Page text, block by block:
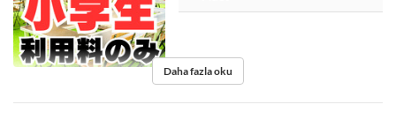
Daha fazla oku